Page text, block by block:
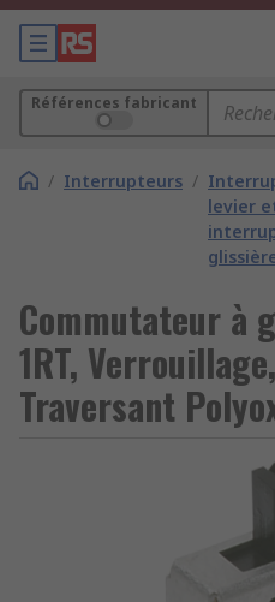
Références fabricant
/ Interrupteurs /
levier
Commutateur à
1RT,
Traversant